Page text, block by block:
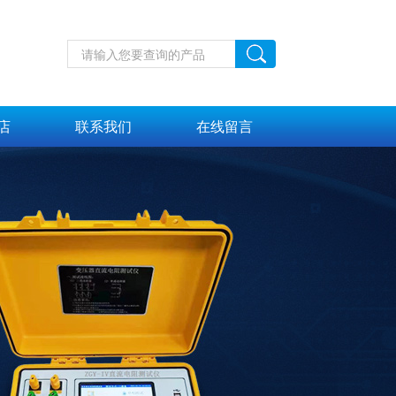
联系我们 在线留言